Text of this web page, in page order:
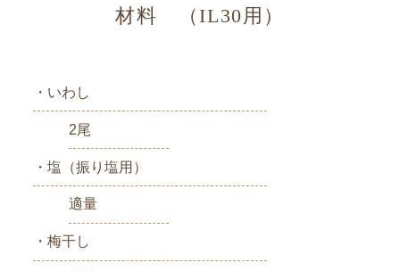
材料 （IL30用）
・いわし
2尾
・塩（振り塩用）
適量
・梅干し